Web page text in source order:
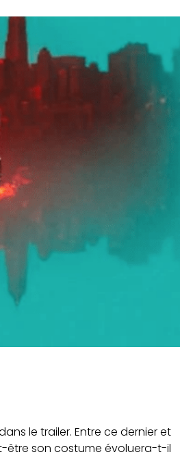
le trailer. Entre ce dernier et
être son costume évoluera-t-il